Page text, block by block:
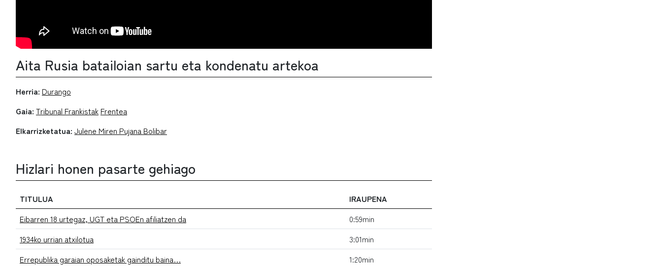
Aita Rusia batailoian sartu eta kondenatu artekoa
Herria: Durango
Gaia: Tribunal Frankistak Frentea
Elkarrizketatua: Julene Miren Pujana Bolibar
Hizlari honen pasarte gehiago
TITULUA
IRAUPENA
Eibarren 18 urtegaz, UGT eta PSOEn afiliatzen da
0:59min
1934ko urrian atxilotua
3:01min
Errepublika garaian oposaketak gainditu baina…
1:20min